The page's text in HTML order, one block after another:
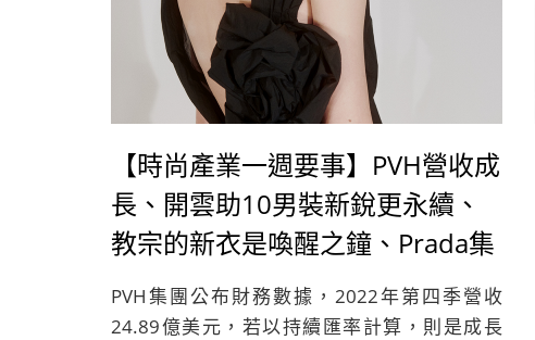
【時尚產業一週要事】PVH營收成
長、開雲助10男裝新銳更永續、
教宗的新衣是喚醒之鐘、Prada集
團將招募超過400人
PVH集團公布財務數據，2022年第四季營收
24.89億美元，若以持續匯率計算，則是成長